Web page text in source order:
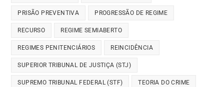
PRISÃO PREVENTIVA PROGRESSÃO DE REGIME
RECURSO REGIME SEMIABERTO
REGIMES PENITENCIÁRIOS REINCIDÊNCIA
SUPERIOR TRIBUNAL DE JUSTIÇA (STJ)
SUPREMO TRIBUNAL FEDERAL (STF) TEORIA DO CRIME